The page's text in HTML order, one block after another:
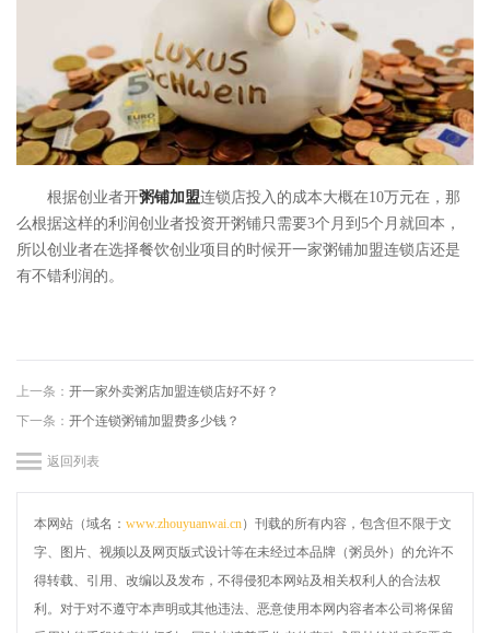
根据创业者开粥铺加盟连锁店投入的成本大概在10万元在，那
么根据这样的利润创业者投资开粥铺只需要3个月到5个月就回本，
所以创业者在选择餐饮创业项目的时候开一家粥铺加盟连锁店还是
有不错利润的。
上一条： 开一家外卖粥店加盟连锁店好不好？
下一条： 开个连锁粥铺加盟费多少钱？
返回列表
本网站（域名： www.zhouyuanwai.cn）刊载的所有内容，包含但不限于文
字、图片、视频以及网页版式设计等在未经过本品牌（粥员外）的允许不
得转载、引用、改编以及发布，不得侵犯本网站及相关权利人的合法权
利。对于对不遵守本声明或其他违法、恶意使用本网内容者本公司将保留